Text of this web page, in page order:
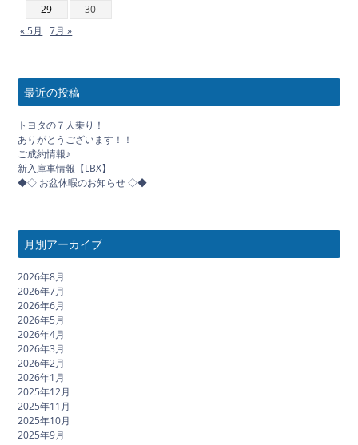
29
30
« 5月
7月 »
最近の投稿
トヨタの７人乗り！
ありがとうございます！！
ご成約情報♪
新入庫車情報【LBX】
◆◇ お盆休暇のお知らせ ◇◆
月別アーカイブ
2026年8月
2026年7月
2026年6月
2026年5月
2026年4月
2026年3月
2026年2月
2026年1月
2025年12月
2025年11月
2025年10月
2025年9月